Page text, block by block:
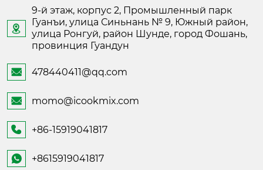

9-й этаж, корпус 2, Промышленный парк
Гуанъи, улица Синьнань № 9, Южный район,
улица Ронгуй, район Шунде, город Фошань,
провинция Гуандун
 478440411@qq.com
 momo@icookmix.com
 +86-15919041817
 +8615919041817